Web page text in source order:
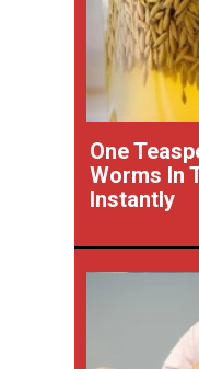
One
Worms In
Instantly